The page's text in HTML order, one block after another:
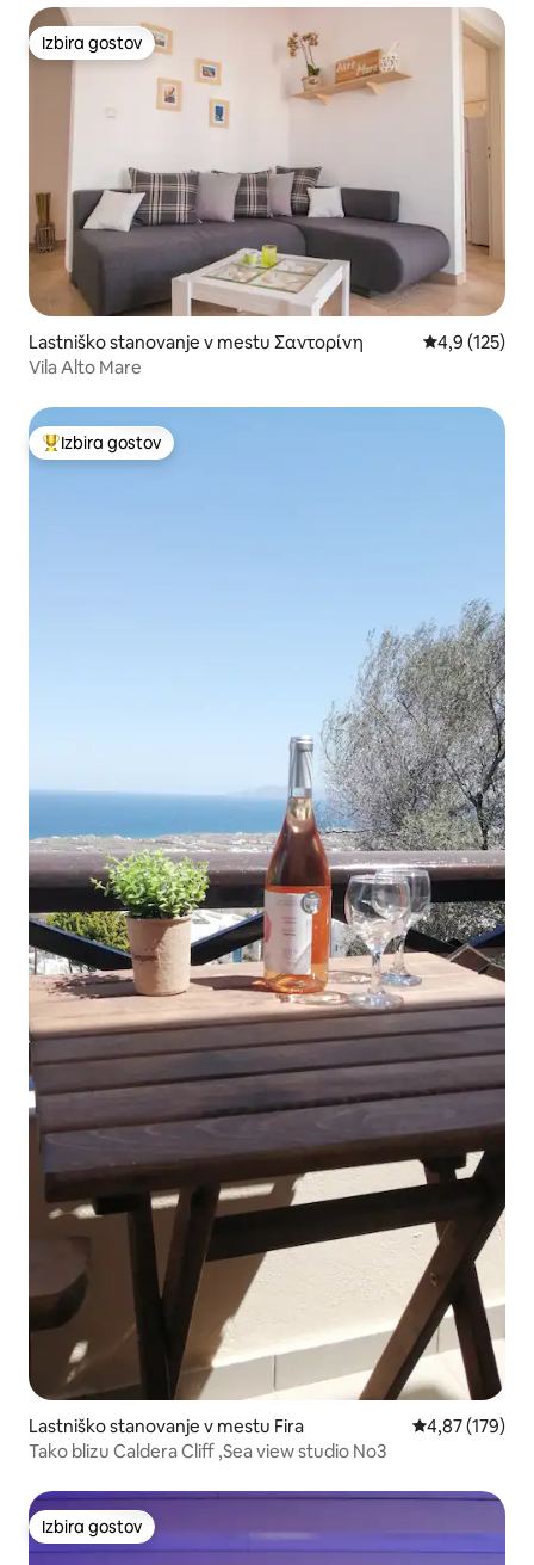
Izbira gostov
Izbira gostov
Lastniško stanovanje v mestu Σαντορίνη Povprečna
4,9 (125)
Vila Alto Mare
Najbolj priljubljena prenočišča z značko »Izbira gostov«
Izbira gostov
Lastniško stanovanje v mestu Fira Povprečna
4,87 (179)
Tako blizu Caldera Cliff ,Sea view studio No3
Izbira gostov
Izbira gostov